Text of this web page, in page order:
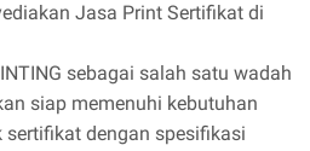
Jasa Print Sertifikat di
sebagai salah satu wadah
siap memenuhi kebutuhan
dengan spesifikasi